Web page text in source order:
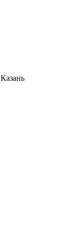
Казань